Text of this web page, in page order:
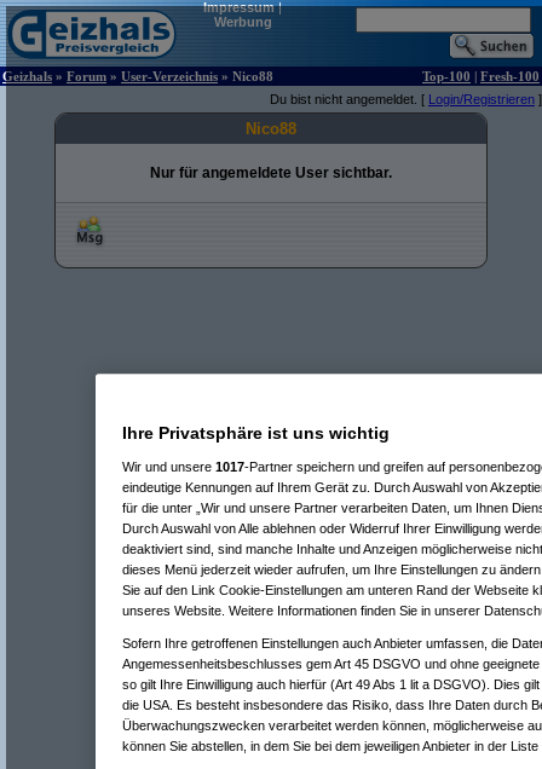
Impressum|
Werbung
Geizhals » Forum » User-Verzeichnis » Nico88 Top-100 | Fresh-100
Du bist nicht angemeldet. [ Login/Registrieren ]
Nico88
Nur für angemeldete User sichtbar.
Ihre Privatsphäre ist uns wichtig
Wir und unsere 1017-Partner speichern und greifen auf
eindeutige Kennungen auf Ihrem Gerät zu. Durch Auswahl von
für die unter „Wir und unsere Partner verarbeiten Daten, um Ihnen
Durch Auswahl von Alle ablehnen oder Widerruf Ihrer Einwilligung
deaktiviert sind, sind manche Inhalte und Anzeigen möglicherweise
dieses Menü jederzeit wieder aufrufen, um Ihre Einstellungen zu
Sie auf den Link Cookie-Einstellungen am unteren Rand der Webseite
unseres Website. Weitere Informationen finden Sie in unserer
Sofern Ihre getroffenen Einstellungen auch Anbieter umfassen, die
Angemessenheitsbeschlusses gem Art 45 DSGVO und ohne
so gilt Ihre Einwilligung auch hierfür (Art 49 Abs 1 lit a DSGVO). Dies
die USA. Es besteht insbesondere das Risiko, dass Ihre Daten durch
Überwachungszwecken verarbeitet werden können, möglicherweise
können Sie abstellen, in dem Sie bei dem jeweiligen Anbieter in der